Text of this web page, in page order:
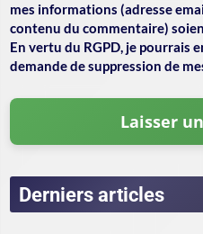
mes informations (adresse
contenu du commentaire)
En vertu du RGPD, je pourrais
demande de suppression de
Derniers articles